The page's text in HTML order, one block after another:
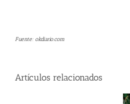
Fuente: okdiario.com
Artículos relacionados